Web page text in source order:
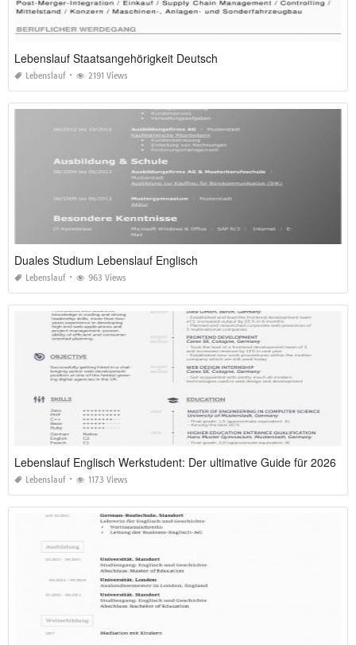
Lebenslauf Staatsangehörigkeit Deutsch
Lebenslauf 2191 Views
Duales Studium Lebenslauf Englisch
Lebenslauf 963 Views
Lebenslauf Englisch Werkstudent: Der ultimative Guide für 2026
Lebenslauf 1173 Views